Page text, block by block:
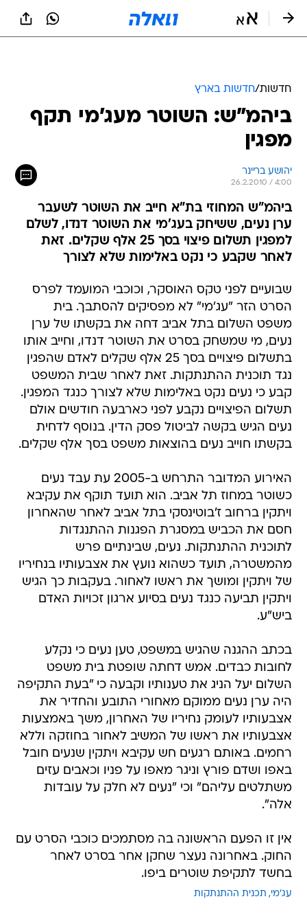
חדשות/חדשות בארץ
ביהמ"ש: השוטר מעג'מי תקף
מפגין
יהושע בריינר
26.2.2010 / 4:00
ביהמ"ש המחוזי בת"א חייב את השוטר לשעבר
ערן נעים, ששיחק בעג'מי את השוטר דנדו, לשלם
למפגין תשלום פיצוי בסך 25 אלף שקלים. זאת
לאחר שקבע כי נקט באלימות שלא לצורך
שבועיים לפני טקס האוסקר, וכוכבי המועמד לפרס
הסרט הזר "עג'מי" לא מפסיקים להסתבך. בית
משפט השלום בתל אביב דחה את בקשתו של ערן
נעים, מי שמשחק בסרט את השוטר דנדו, וחייב אותו
בתשלום פיצויים בסך 25 אלף שקלים לאדם שהפגין
נגד תוכנית ההתנתקות. זאת לאחר שבית המשפט
קבע כי נעים נקט באלימות שלא לצורך כנגד המפגין.
תשלום הפיצויים נקבע לפני כארבעה חודשים אולם
נעים הגיש בקשה לביטול פסק הדין. בנוסף לדחית
בקשתו חוייב נעים בהוצאות משפט בסך אלף שקלים.
האירוע המדובר התרחש ב-2005 עת עבד נעים
כשוטר במחוז תל אביב. הוא תועד תוקף את עקיבא
ויתקין ברחוב ז'בוטינסקי בתל אביב לאחר שהאחרון
חסם את הכביש במסגרת הפגנות ההתנגדות
לתוכנית ההתנתקות. נעים, שבינתיים פרש
מהמשטרה, תועד כשהוא נועץ את אצבעותיו בנחיריו
של ויתקין ומושך את ראשו לאחור. בעקבות כך הגיש
ויתקין תביעה כנגד נעים בסיוע ארגון זכויות האדם
ביש"ע.
בכתב ההגנה שהגיש במשפט, טען נעים כי נקלע
לחובות כבדים. אמש דחתה שופטת בית משפט
השלום יעל הניג את טענותיו וקבעה כי "בעת התקיפה
היה ערן נעים ממוקם מאחורי התובע והחדיר את
אצבעותיו לעומק נחיריו של האחרון, משך באמצעות
אצבעותיו את ראשו של המשיב לאחור בחוזקה וללא
רחמים. באותם רגעים חש עקיבא ויתקין שנעים חובל
באפו ושדם פורץ וניגר מאפו על פניו וכאבים עזים
משתלטים עליהם" וכי "נעים לא חלק על עובדות
אלה".
אין זו הפעם הראשונה בה מסתמכים כוכבי הסרט עם
החוק. באחרונה נעצר שחקן אחר בסרט לאחר
בחשד לתקיפת שוטרים ביפו.
עג'מי תכנית ההתנתקות